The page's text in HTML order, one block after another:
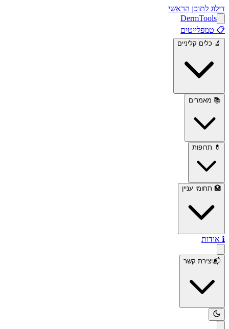
דילוג לתוכן הראשי
DermTools
📋 טמפלייטים
🔬 כלים קליניים
📚 מאמרים
💊 תרופות
🏥 תחומי עניין
ℹ️ אודות
📬יצירת קשר